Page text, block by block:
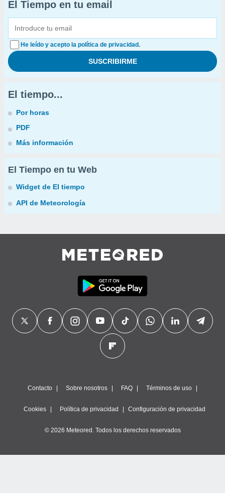
El Tiempo en tu email
He leído y acepto la política de privacidad.
El tiempo...
Por horas
PDF
Más información
El Tiempo en tu Web
Widget de El tiempo
API de Meteorología
Contacto Sobre nosotros FAQ Términos de uso
Cookies Política de privacidad Configuración de privacidad
© 2026 Meteored. Todos los derechos reservados